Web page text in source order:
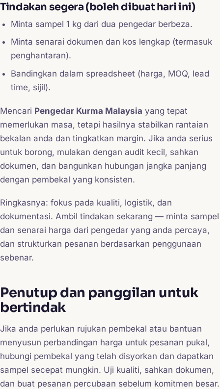
Tindakan segera (boleh dibuat hari ini)
Minta sampel 1 kg dari dua pengedar berbeza.
Minta senarai dokumen dan kos lengkap (termasuk
penghantaran).
Bandingkan dalam spreadsheet (harga, MOQ, lead
time, sijil).
Mencari Pengedar Kurma Malaysia yang tepat
memerlukan masa, tetapi hasilnya stabilkan rantaian
bekalan anda dan tingkatkan margin. Jika anda serius
untuk borong, mulakan dengan audit kecil, sahkan
dokumen, dan bangunkan hubungan jangka panjang
dengan pembekal yang konsisten.
Ringkasnya: fokus pada kualiti, logistik, dan
dokumentasi. Ambil tindakan sekarang — minta sampel
dan senarai harga dari pengedar yang anda percaya,
dan strukturkan pesanan berdasarkan penggunaan
sebenar.
Penutup dan panggilan untuk
bertindak
Jika anda perlukan rujukan pembekal atau bantuan
menyusun perbandingan harga untuk pesanan pukal,
hubungi pembekal yang telah disyorkan dan dapatkan
sampel secepat mungkin. Uji kualiti, sahkan dokumen,
dan buat pesanan percubaan sebelum komitmen besar.